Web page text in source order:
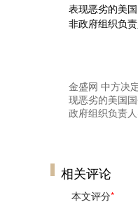
金盛网 中方决
现恶劣的美国
政府组织负责
相关评论
本文评分*